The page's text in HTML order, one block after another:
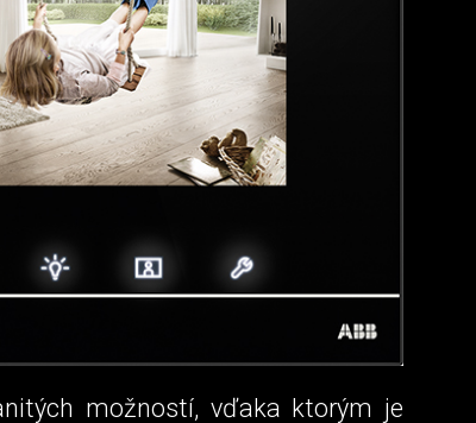
možností, vďaka ktorým je